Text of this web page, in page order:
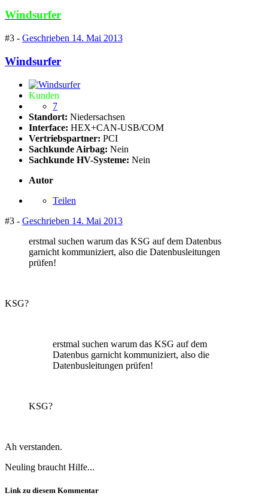
Windsurfer
#3 - Geschrieben 14. Mai 2013
Windsurfer
Kunden
7
Standort: Niedersachsen
Interface: HEX+CAN-USB/COM
Vertriebspartner: PCI
Sachkunde Airbag: Nein
Sachkunde HV-Systeme: Nein
Autor
Teilen
#3 - Geschrieben 14. Mai 2013
erstmal suchen warum das KSG auf dem Datenbus
garnicht kommuniziert, also die Datenbusleitungen
prüfen!
KSG?
erstmal suchen warum das KSG auf dem
Datenbus garnicht kommuniziert, also die
Datenbusleitungen prüfen!
KSG?
Ah verstanden.
Neuling braucht Hilfe...
Link zu diesem Kommentar